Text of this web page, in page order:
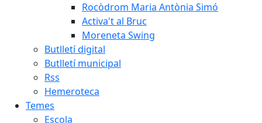
Rocòdrom Maria Antònia Simó
Activa't al Bruc
Moreneta Swing
Butlletí digital
Butlletí municipal
Rss
Hemeroteca
Temes
Escola